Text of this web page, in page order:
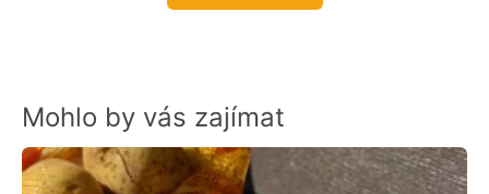
Mohlo by vás zajímat